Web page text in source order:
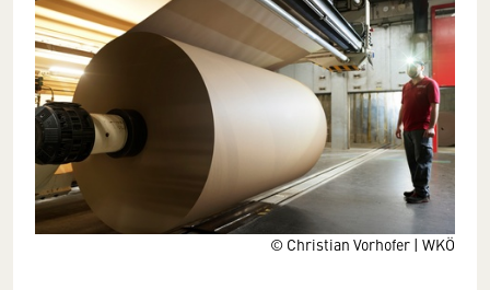
© Christian Vorhofer | WKÖ